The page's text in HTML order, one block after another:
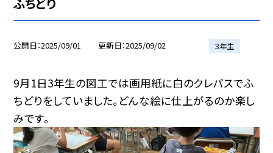
公開日 2025/09/01 更新日 2025/09/02 ３年生
9月1日3年生の図工では画用紙に白のクレパスでふ
ちどりをしていました。どんな絵に仕上がるのか楽し
みです。